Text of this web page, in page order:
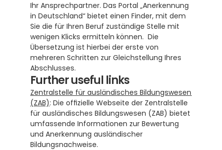
Ihr Ansprechpartner. Das Portal „Anerkennung
in Deutschland“ bietet einen Finder, mit dem
Sie die für Ihren Beruf zuständige Stelle mit
wenigen Klicks ermitteln können.  Die
Übersetzung ist hierbei der erste von
mehreren Schritten zur Gleichstellung Ihres
Abschlusses.
Further useful links
Zentralstelle für ausländisches Bildungswesen
(ZAB): Die offizielle Webseite der Zentralstelle
für ausländisches Bildungswesen (ZAB) bietet
umfassende Informationen zur Bewertung
und Anerkennung ausländischer
Bildungsnachweise.